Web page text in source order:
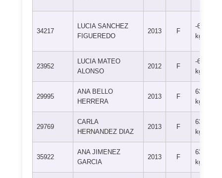
34217
LUCIA SANCHEZ
FIGUEREDO
2013 F
-63
kg
23952
LUCIA MATEO
ALONSO
2012 F
-63
kg
29995
ANA BELLO
HERRERA
2013 F
63+
kg
29769
CARLA
HERNANDEZ DIAZ
2013 F
63+
kg
35922
ANA JIMENEZ
GARCIA
2013 F
63+
kg